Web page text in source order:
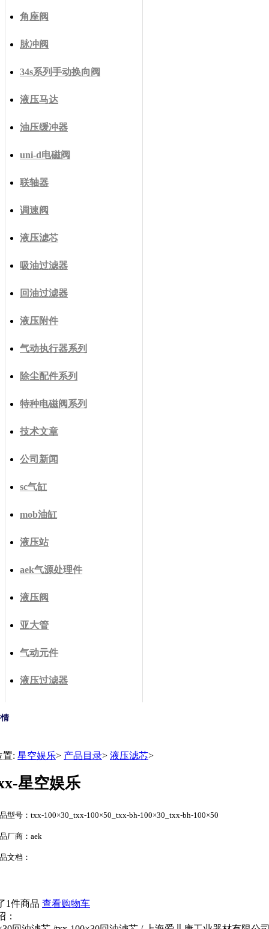
角座阀
脉冲阀
34s系列手动换向阀
液压马达
油压缓冲器
uni-d电磁阀
联轴器
调速阀
液压滤芯
吸油过滤器
回油过滤器
液压附件
气动执行器系列
除尘配件系列
特种电磁阀系列
技术文章
公司新闻
sc气缸
mob油缸
液压站
aek气源处理件
液压阀
亚大管
气动元件
液压过滤器
置: 星空娱乐> 产品目录> 液压滤芯>
星空娱乐
型号：txx-100×30_txx-100×50_txx-bh-100×30_txx-bh-100×50
厂商：aek
文档：
1件商品 查看购物车
：